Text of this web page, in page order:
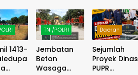
Bor
Air
Lanjutan,
Satgas
TMMD
Optimalkan
Progres di
Lapangan
1413/Buton
Masuki
Tahap
Finishing,
Wujud
Hunian Layak
Kian Nyata
1413-
TNI/POLRI
Jembatan
Beton
Wasaga
Daerah
Sejumlah
Proyek Dinas
PUPR